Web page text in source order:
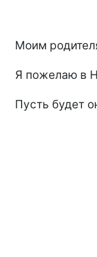
Моим
Я пожелаю в
Пусть будет